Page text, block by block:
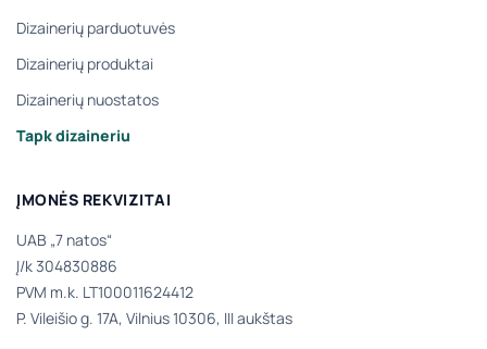
Dizainerių parduotuvės
Dizainerių produktai
Dizainerių nuostatos
Tapk dizaineriu
ĮMONĖS REKVIZITAI
UAB „7 natos“
Į/k 304830886
PVM m.k. LT100011624412
P. Vileišio g. 17A, Vilnius 10306, III aukštas